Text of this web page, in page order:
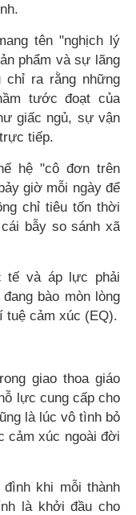
tên "nghịch lý
phẩm và sự lãng
chỉ ra rằng những
tước đoạt của
giấc ngủ, sự vận
tiếp.
hệ "cô đơn trên
giờ mỗi ngày để
chỉ tiêu tốn thời
bẫy so sánh xã
tế và áp lực phải
bào mòn lòng
tuệ cảm xúc (EQ).
giao thoa giáo
lực cung cấp cho
là lúc vô tình bỏ
cảm xúc ngoài đời
khi mỗi thành
là khởi đầu cho